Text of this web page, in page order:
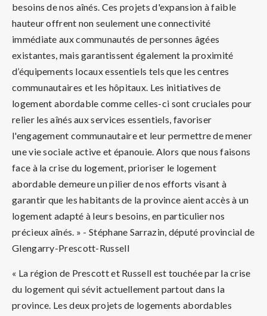
besoins de nos aînés. Ces projets d'expansion à faible
hauteur offrent non seulement une connectivité
immédiate aux communautés de personnes âgées
existantes, mais garantissent également la proximité
d’équipements locaux essentiels tels que les centres
communautaires et les hôpitaux. Les initiatives de
logement abordable comme celles-ci sont cruciales pour
relier les aînés aux services essentiels, favoriser
l'engagement communautaire et leur permettre de mener
une vie sociale active et épanouie. Alors que nous faisons
face à la crise du logement, prioriser le logement
abordable demeure un pilier de nos efforts visant à
garantir que les habitants de la province aient accès à un
logement adapté à leurs besoins, en particulier nos
précieux aînés. » - Stéphane Sarrazin, député provincial de
Glengarry-Prescott-Russell
« La région de Prescott et Russell est touchée par la crise
du logement qui sévit actuellement partout dans la
province. Les deux projets de logements abordables